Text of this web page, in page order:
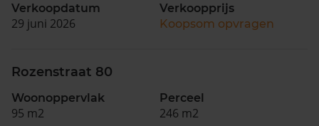
Verkoopdatum
29 juni 2026
Verkoopprijs
Koopsom opvragen
Rozenstraat 80
Woonoppervlak
95 m2
Perceel
246 m2